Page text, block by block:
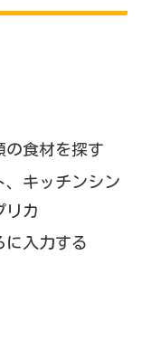
の食材を探す
、キッチンシン
リカ
に入力する